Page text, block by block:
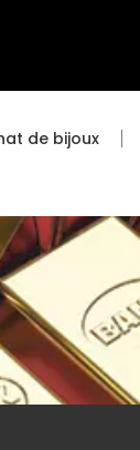
de bijoux